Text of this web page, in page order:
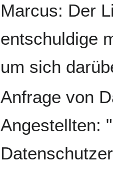
Marcus: Der
entschuldige
um sich
Anfrage von
Angestellten: